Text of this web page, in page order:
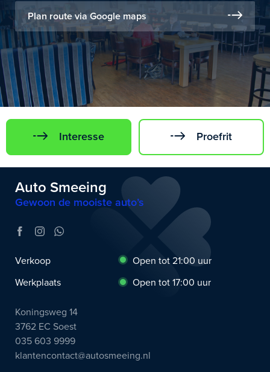
Plan route via Google maps
Interesse Proefrit
Auto Smeeing
Gewoon de mooiste auto’s
Verkoop
Open tot 21:00 uur
Werkplaats
Open tot 17:00 uur
Koningsweg 14
3762 EC Soest
035 603 9999
klantencontact@autosmeeing.nl